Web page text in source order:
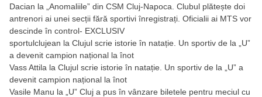
Dacian la
„Anomaliile” din CSM Cluj-Napoca. Clubul plătește doi
antrenori ai unei secții fără sportivi înregistrați. Oficialii ai MTS vor
descinde în control- EXCLUSIV
sportulclujean la Clujul scrie istorie în natație. Un sportiv de la „U”
a devenit campion național la înot
Vass Attila la Clujul scrie istorie în natație. Un sportiv de la „U” a
devenit campion național la înot
Vasile Manu la
„U” Cluj a pus în vânzare biletele pentru meciul cu